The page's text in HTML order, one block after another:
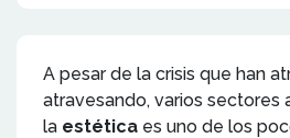
A pesar de la crisis que han
atravesando, varios sectores
la estética es uno de los